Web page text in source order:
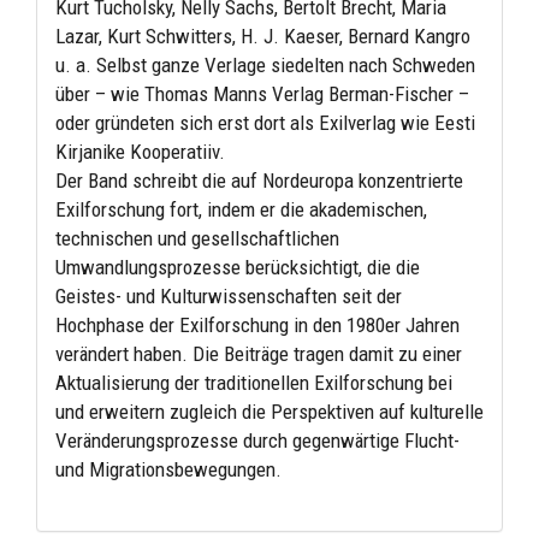
Kurt Tucholsky, Nelly Sachs, Bertolt Brecht, Maria
Lazar, Kurt Schwitters, H. J. Kaeser, Bernard Kangro
u. a. Selbst ganze Verlage siedelten nach Schweden
über – wie Thomas Manns Verlag Berman-Fischer –
oder gründeten sich erst dort als Exilverlag wie Eesti
Kirjanike Kooperatiiv.
Der Band schreibt die auf Nordeuropa konzentrierte
Exilforschung fort, indem er die akademischen,
technischen und gesellschaftlichen
Umwandlungsprozesse berücksichtigt, die die
Geistes- und Kulturwissenschaften seit der
Hochphase der Exilforschung in den 1980er Jahren
verändert haben. Die Beiträge tragen damit zu einer
Aktualisierung der traditionellen Exilforschung bei
und erweitern zugleich die Perspektiven auf kulturelle
Veränderungsprozesse durch gegenwärtige Flucht-
und Migrationsbewegungen.